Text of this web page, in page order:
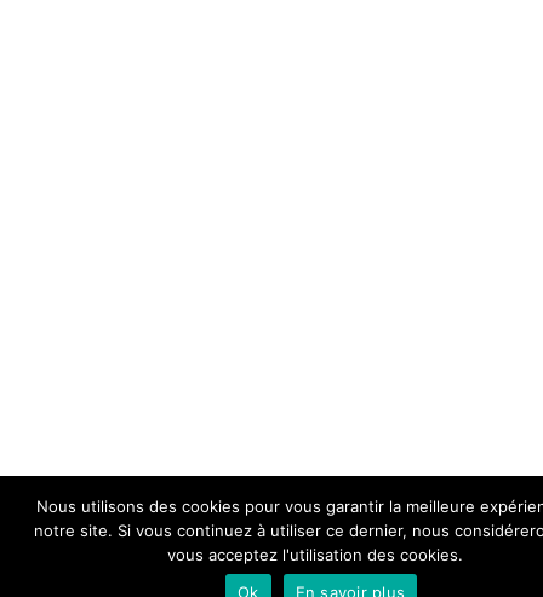
Nous utilisons des cookies pour vous garantir la meilleure
notre site. Si vous continuez à utiliser ce dernier, nous
vous acceptez l'utilisation des cookies.
Ok
En savoir plus